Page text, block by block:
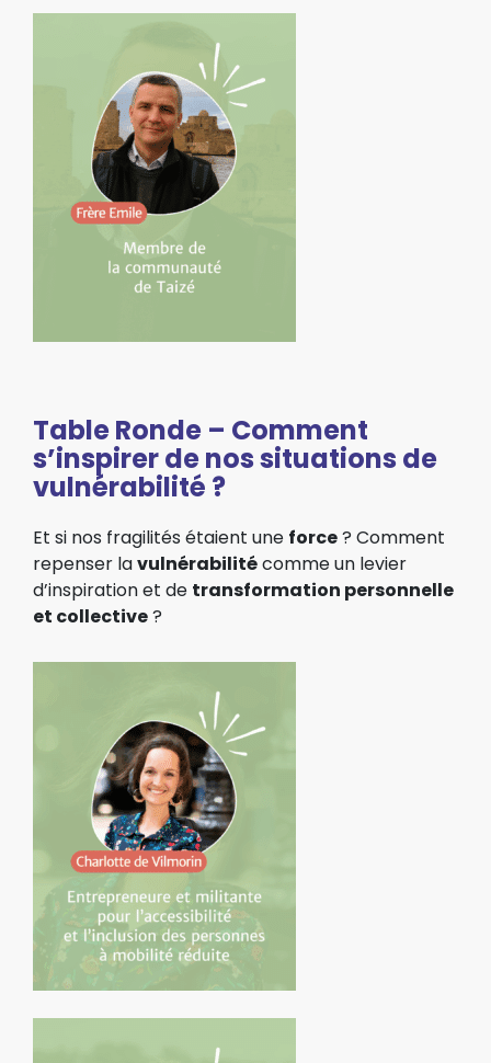
Table Ronde – Comment
s’inspirer de nos situations de
vulnérabilité ?
Et si nos fragilités étaient une force? Comment
repenser lavulnérabilitécomme un levier
d’inspiration et de transformation personnelle
et collective?